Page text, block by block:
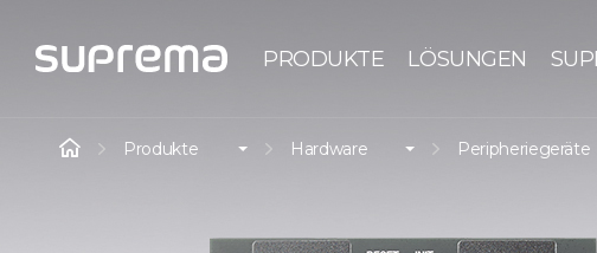
PRODUKTE LÖSUNGEN
Produkte Hardware Peripheriegeräte